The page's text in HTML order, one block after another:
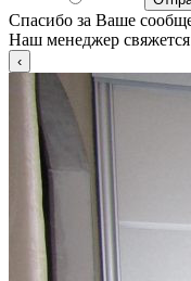
Спасибо за Ваше
Наш менеджер